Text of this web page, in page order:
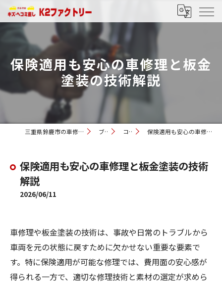
保険適用も安心の車修理と板金
塗装の技術解説
三重県鈴鹿市の車修理ならK2ファクトリー ブログ コラム 保険適用も安心の車修理と板金塗装の技術解説
保険適用も安心の車修理と板金塗装の技術
解説
2026/06/11
車修理や板金塗装の技術は、事故や日常のトラブルから
車両を元の状態に戻すために欠かせない重要な要素で
す。特に保険適用が可能な修理では、費用面の安心感が
得られる一方で、適切な修理技術と素材の選定が求めら